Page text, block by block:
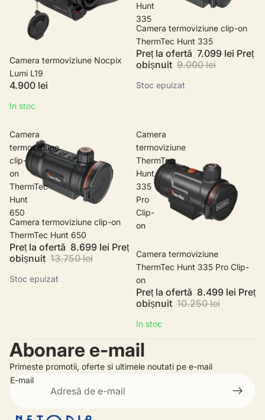
Camera termoviziune Nocpix
Lumi L19
4.900 lei
In stoc
Hunt
335
Stoc epuizat
Camera termoviziune clip-on
ThermTec Hunt 335
Preț la ofertă 7.099 lei Preț
obișnuit 9.000 lei
Stoc epuizat
Camera
termoviziune
clip-
on
ThermTec
Hunt
650
Stoc epuizat
Camera termoviziune clip-on
ThermTec Hunt 650
Preț la ofertă 8.699 lei Preț
obișnuit 13.750 lei
Stoc epuizat
Camera
termoviziune
ThermTec
Hunt
335
Pro
Clip-
on
Promotie
Camera termoviziune
ThermTec Hunt 335 Pro Clip-
on
Preț la ofertă 8.499 lei Preț
obișnuit 10.250 lei
In stoc
Abonare e-mail
Primeste promotii, oferte si ultimele noutati pe e-mail
E-mail